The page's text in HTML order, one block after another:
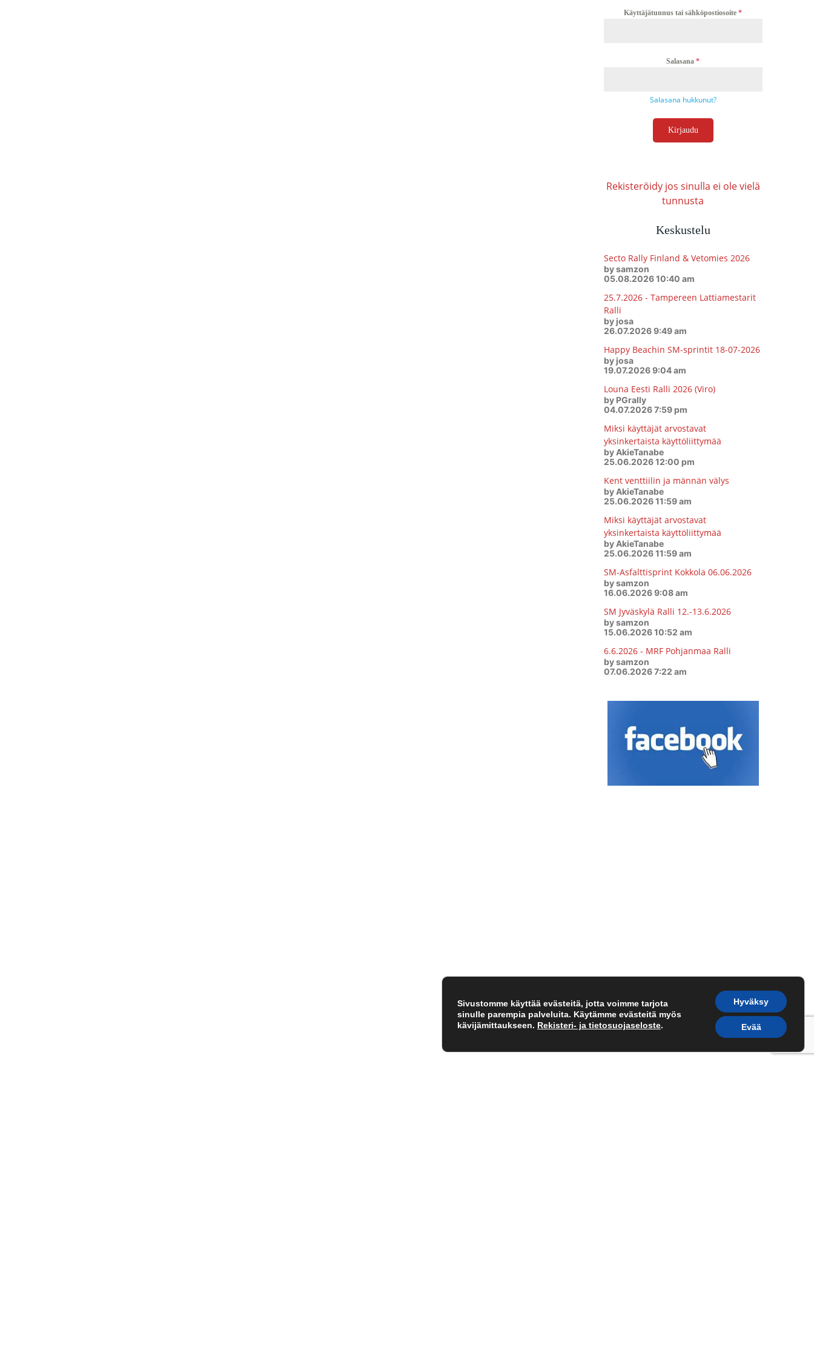
Käyttäjätunnus tai sähköpostiosoite*
Salasana*
Salasana hukkunut?
Kirjaudu
Rekisteröidy jos sinulla ei ole vielä
tunnusta
Keskustelu
Secto Rally Finland & Vetomies 2026
by samzon
05.08.2026 10:40 am
25.7.2026 - Tampereen Lattiamestarit
Ralli
by josa
26.07.2026 9:49 am
Happy Beachin SM-sprintit 18-07-2026
by josa
19.07.2026 9:04 am
Louna Eesti Ralli 2026 (Viro)
by PGrally
04.07.2026 7:59 pm
Miksi käyttäjät arvostavat
yksinkertaista käyttöliittymää
by AkieTanabe
25.06.2026 12:00 pm
Kent venttiilin ja männän välys
by AkieTanabe
25.06.2026 11:59 am
Miksi käyttäjät arvostavat
yksinkertaista käyttöliittymää
by AkieTanabe
25.06.2026 11:59 am
SM-Asfalttisprint Kokkola 06.06.2026
by samzon
16.06.2026 9:08 am
SM Jyväskylä Ralli 12.-13.6.2026
by samzon
15.06.2026 10:52 am
6.6.2026 - MRF Pohjanmaa Ralli
by samzon
07.06.2026 7:22 am
Sivustomme käyttää evästeitä, jotta voimme tarjota
sinulle parempia palveluita. Käytämme evästeitä myös
kävijämittaukseen. Rekisteri- ja tietosuojaseloste.
Hyväksy
Evää